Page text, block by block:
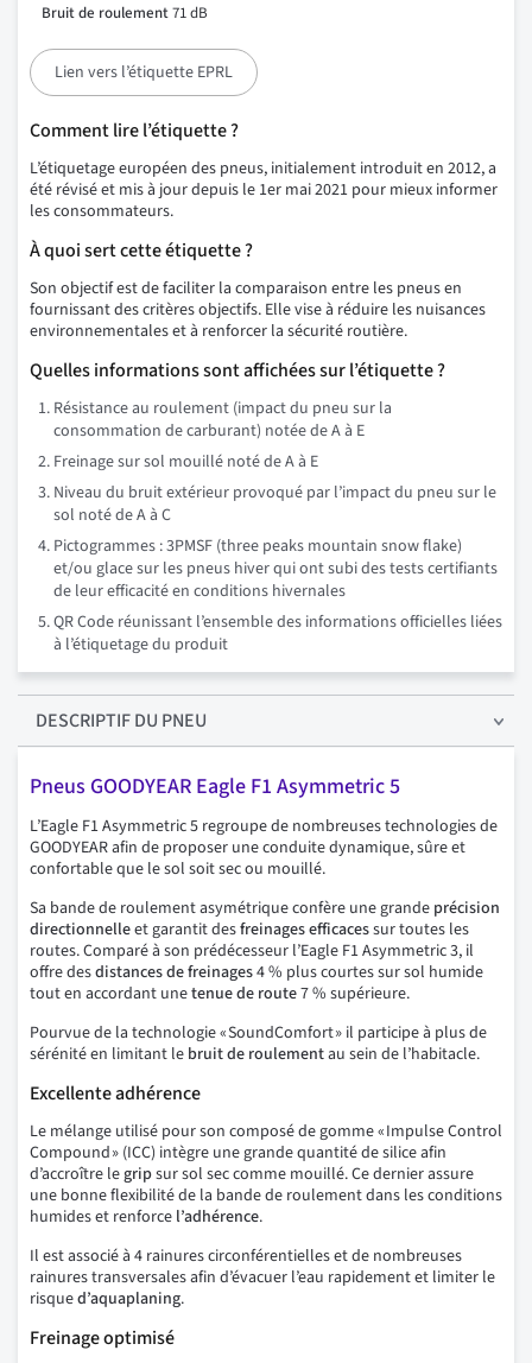
Bruit de roulement71 dB
Lien vers l’étiquette EPRL
Comment lire l’étiquette ?
L’étiquetage européen des pneus, initialement introduit en 2012, a
été révisé et mis à jour depuis le 1er mai 2021 pour mieux informer
les consommateurs.
À quoi sert cette étiquette ?
Son objectif est de faciliter la comparaison entre les pneus en
fournissant des critères objectifs. Elle vise à réduire les nuisances
environnementales et à renforcer la sécurité routière.
Quelles informations sont affichées sur l’étiquette ?
Résistance au roulement (impact du pneu sur la
consommation de carburant) notée de A à E
Freinage sur sol mouillé noté de A à E
Niveau du bruit extérieur provoqué par l’impact du pneu sur le
sol noté de A à C
Pictogrammes : 3PMSF (three peaks mountain snow flake)
et/ou glace sur les pneus hiver qui ont subi des tests certifiants
de leur efficacité en conditions hivernales
QR Code réunissant l’ensemble des informations officielles liées
à l’étiquetage du produit
DESCRIPTIFDU PNEU
Pneus GOODYEAR Eagle F1 Asymmetric 5
L’Eagle F1 Asymmetric 5 regroupe de nombreuses technologies de
GOODYEAR afin de proposer une conduite dynamique, sûre et
confortable que le sol soit sec ou mouillé.
Sa bande de roulement asymétrique confère une grande précision
directionnelleet garantit desfreinagesefficacessur toutes les
routes. Comparé à son prédécesseur l’Eagle F1 Asymmetric 3, il
offre desdistances de freinages4 % plus courtes sur sol humide
tout en accordant unetenue de route7 % supérieure.
Pourvue de la technologie « SoundComfort » il participe à plus de
sérénité en limitant le bruit de roulementau sein de l’habitacle.
Excellente adhérence
Le mélange utilisé pour son composé de gomme « Impulse Control
Compound » (ICC) intègre une grande quantité de silice afin
d’accroître legripsur sol sec comme mouillé. Ce dernier assure
une bonne flexibilité de la bande de roulement dans les conditions
humides et renforce l’adhérence.
Il est associé à 4 rainures circonférentielles et de nombreuses
rainures transversales afin d’évacuer l’eau rapidement et limiter le
risqued’aquaplaning.
Freinage optimisé